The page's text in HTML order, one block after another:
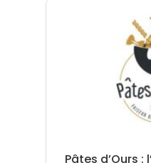
Pâtes d’Ours